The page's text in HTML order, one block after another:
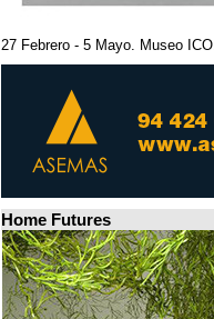
27 Febrero - 5 Mayo. Museo
Home Futures